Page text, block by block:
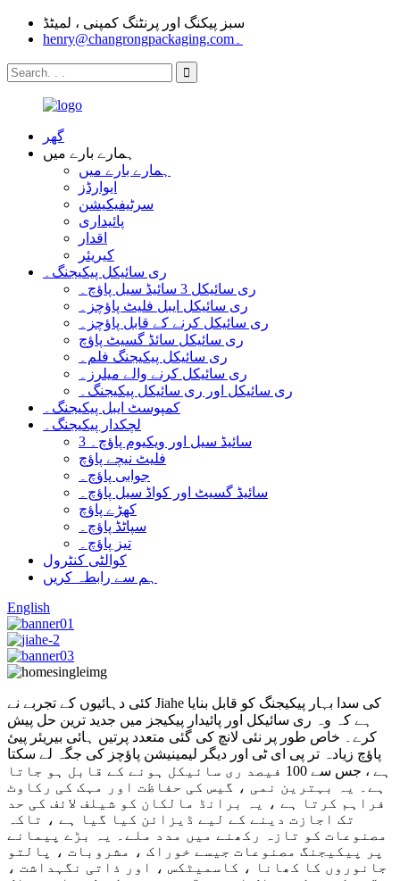
سبز پیکنگ اور پرنٹنگ کمپنی ، لمیٹڈ
گھر
ہمارے بارے میں
ہمارے بارے میں
ایوارڈز
سرٹیفیکیشن
پائیداری
اقدار
کیریئر
ری سائیکل پیکیجنگ۔
ری سائیکل 3 سائیڈ سیل پاؤچ۔
ری سائیکل ایبل فلیٹ پاؤچز۔
ری سائیکل کرنے کے قابل پاؤچز۔
ری سائیکل سائڈ گسیٹ پاؤچ
ری سائیکل پیکیجنگ فلم۔
ری سائیکل کرنے والے میلرز۔
ری سائیکل اور ری سائیکل پیکیجنگ۔
کمپوسٹ ایبل پیکیجنگ۔
لچکدار پیکیجنگ۔
3 سائیڈ سیل اور ویکیوم پاؤچ۔
فلیٹ نیچے پاؤچ
جوابی پاؤچ۔
سائیڈ گسیٹ اور کواڈ سیل پاؤچ۔
کھڑے پاؤچ
سپاٹڈ پاؤچ۔
تیز پاؤچ۔
کوالٹی کنٹرول
ہم سے رابطہ کریں
English
کئی دہائیوں کے تجربے نے Jiahe کی سدا بہار پیکیجنگ کو قابل بنایا
ہے کہ وہ ری سائیکل اور پائیدار پیکیجز میں جدید ترین حل پیش
کرے۔ خاص طور پر نئی لانچ کی گئی متعدد پرتیں ہائی بیریئر پیئ
پاؤچ زیادہ تر پی ای ٹی اور دیگر لیمینیشن پاؤچز کی جگہ لے سکتا
ہے ، جس سے 100 فیصد ری سائیکل ہونے کے قابل ہو جاتا
ہے۔ یہ بہترین نمی ، گیس کی حفاظت اور مہک کی رکاوٹ
فراہم کرتا ہے ، یہ برانڈ مالکان کو شیلف لائف کی حد
تک اجازت دینے کے لیے ڈیزائن کیا گیا ہے ، تاکہ
مصنوعات کو تازہ رکھنے میں مدد ملے۔ یہ بڑے پیمانے
پر پیکیجنگ مصنوعات جیسے خوراک ، مشروبات ، پالتو
جانوروں کا کھانا ، کاسمیٹکس ، اور ذاتی نگہداشت ،